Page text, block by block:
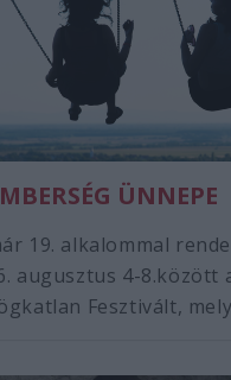
ÜNNEPE
19. alkalommal
augusztus 4-8.között
Fesztivált,